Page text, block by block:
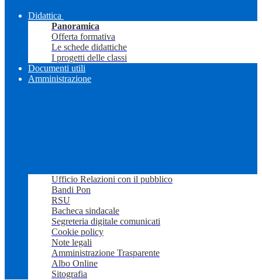
Didattica
Panoramica
Offerta formativa
Le schede didattiche
I progetti delle classi
Documenti utili
Amministrazione
Ufficio Relazioni con il pubblico
Bandi Pon
RSU
Bacheca sindacale
Segreteria digitale comunicati
Cookie policy
Note legali
Amministrazione Trasparente
Albo Online
Sitografia